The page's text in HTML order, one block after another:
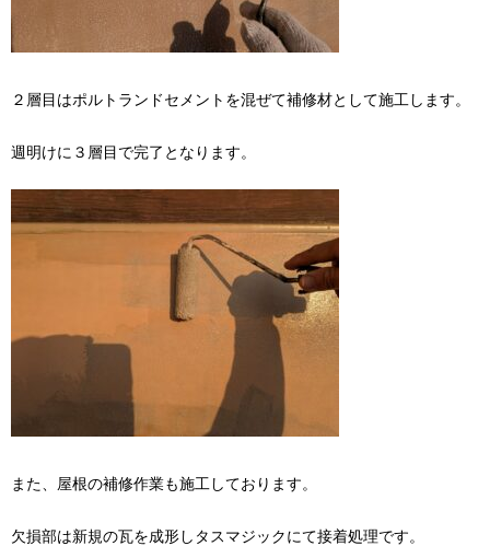
２層目はポルトランドセメントを混ぜて補修材として施工します。
週明けに３層目で完了となります。
また、屋根の補修作業も施工しております。
欠損部は新規の瓦を成形しタスマジックにて接着処理です。